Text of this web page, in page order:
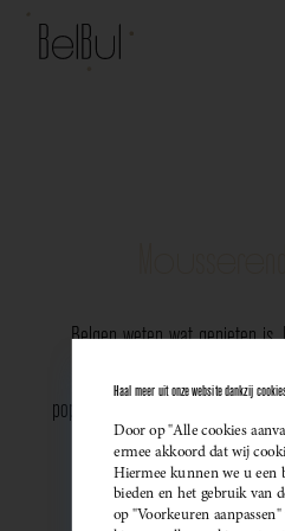
Belgen weten wat genieten
populariteit van Belgische
kiezen ze bewust voor
sprankelend aperitief of
gastronomisch
Haal meer uit onze website dankzij
Door op "Alle cookies
ermee akkoord dat wij
Hiermee kunnen we u een
bieden en het gebruik van
op "Voorkeuren